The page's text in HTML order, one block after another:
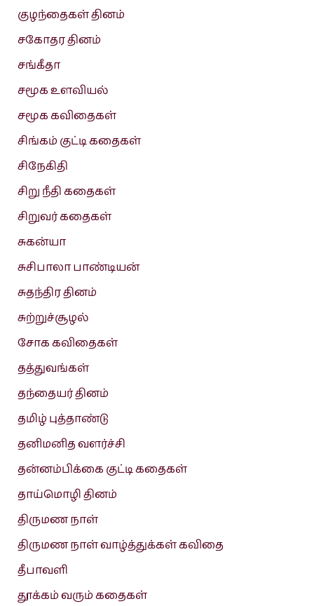
குழந்தைகள் தினம்
சகோதர தினம்
சங்கீதா
சமூக உளவியல்
சமூக கவிதைகள்
சிங்கம் குட்டி கதைகள்
சிநேகிதி
சிறு நீதி கதைகள்
சிறுவர் கதைகள்
சுகன்யா
சுசிபாலா பாண்டியன்
சுதந்திர தினம்
சுற்றுச்சூழல்
சோக கவிதைகள்
தத்துவங்கள்
தந்தையர் தினம்
தமிழ் புத்தாண்டு
தனிமனித வளர்ச்சி
தன்னம்பிக்கை குட்டி கதைகள்
தாய்மொழி தினம்
திருமண நாள்
திருமண நாள் வாழ்த்துக்கள் கவிதை
தீபாவளி
தூக்கம் வரும் கதைகள்